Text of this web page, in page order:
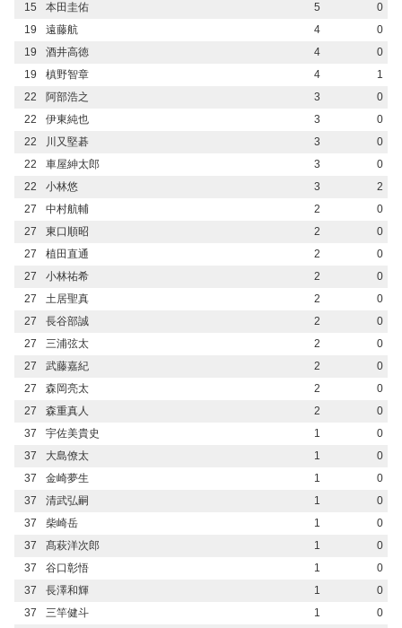
15
本田圭佑 5
0
19
遠藤航 4
0
19
酒井高徳 4
0
19
槙野智章 4
1
22
阿部浩之 3
0
22
伊東純也 3
0
22
川又堅碁 3
0
22
車屋紳太郎 3
0
22
小林悠 3
2
27
中村航輔 2
0
27
東口順昭 2
0
27
植田直通 2
0
27
小林祐希 2
0
27
土居聖真 2
0
27
長谷部誠 2
0
27
三浦弦太 2
0
27
武藤嘉紀 2
0
27
森岡亮太 2
0
27
森重真人 2
0
37
宇佐美貴史 1
0
37
大島僚太 1
0
37
金崎夢生 1
0
37
清武弘嗣 1
0
37
柴崎岳 1
0
37
髙萩洋次郎 1
0
37
谷口彰悟 1
0
37
長澤和輝 1
0
37
三竿健斗 1
0